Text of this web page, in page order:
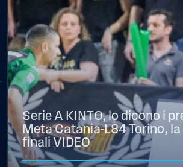
Serie A KINTO, lo dicono i
Meta Catania-L84 Torino,
finali VIDEO